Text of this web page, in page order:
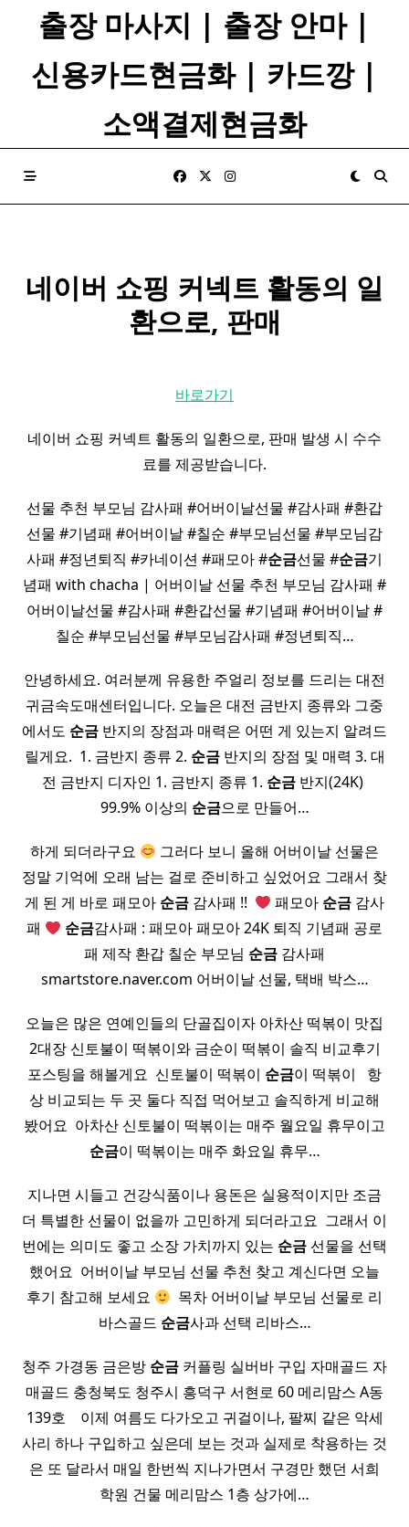
출장 마사지 | 출장 안마 |
신용카드현금화 | 카드깡 |
소액결제현금화
네이버 쇼핑 커넥트 활동의 일
환으로, 판매
바로가기
네이버 쇼핑 커넥트 활동의 일환으로, 판매 발생 시 수수
료를 제공받습니다.
선물 추천 부모님 감사패 #어버이날선물 #감사패 #환갑
선물 #기념패 #어버이날 #칠순 #부모님선물 #부모님감
사패 #정년퇴직 #카네이션 #패모아 #순금선물 #순금기
념패 with chacha | 어버이날 선물 추천 부모님 감사패 #
어버이날선물 #감사패 #환갑선물 #기념패 #어버이날 #
칠순 #부모님선물 #부모님감사패 #정년퇴직…
안녕하세요. 여러분께 유용한 주얼리 정보를 드리는 대전
귀금속도매센터입니다. 오늘은 대전 금반지 종류와 그중
에서도 순금 반지의 장점과 매력은 어떤 게 있는지 알려드
릴게요. ​ 1. 금반지 종류 2. 순금반지의 장점 및 매력 3. 대
전 금반지 디자인 1. 금반지 종류 1. 순금 반지(24K) ​
99.9% 이상의 순금으로 만들어…
하게 되더라구요
그러다 보니 올해 어버이날 선물은
정말 기억에 오래 남는 걸로 준비하고 싶었어요 그래서 찾
게 된 게 바로 패모아 순금감사패 !! ​ ‍ 패모아 순금 감사
패
순금감사패 : 패모아 패모아 24K 퇴직 기념패 공로
패 제작 환갑 칠순 부모님 순금 감사패
smartstore.naver.com 어버이날 선물, 택배 박스…
오늘은 많은 연예인들의 단골집이자 아차산 떡볶이 맛집
2대장 신토불이 떡볶이와 금순이 떡볶이 솔직 비교후기
포스팅을 해볼게요 ​ 신토불이 떡볶이 순금이 떡볶이 ​ ​ 항
상 비교되는 두 곳 둘다 직접 먹어보고 솔직하게 비교해
봤어요 ​ 아차산 신토불이 떡볶이는 매주 월요일 휴무이고
순금이 떡볶이는 매주 화요일 휴무…
지나면 시들고 건강식품이나 용돈은 실용적이지만 조금
더 특별한 선물이 없을까 고민하게 되더라고요 ​ 그래서 이
번에는 의미도 좋고 소장 가치까지 있는 순금 선물을 선택
했어요 ​ 어버이날 부모님 선물 추천 찾고 계신다면 오늘
후기 참고해 보세요
​ 목차 어버이날 부모님 선물로 리
바스골드 순금사과 선택 리바스…
청주 가경동 금은방 순금 커플링 실버바 구입 자매골드 자
매골드 충청북도 청주시 흥덕구 서현로 60 메리맘스 A동
139호 ​ ​ ​ 이제 여름도 다가오고 귀걸이나, 팔찌 같은 악세
사리 하나 구입하고 싶은데 보는 것과 실제로 착용하는 것
은 또 달라서 매일 한번씩 지나가면서 구경만 했던 서희
학원 건물 메리맘스 1층 상가에…